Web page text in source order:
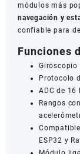
módulos más
navegación y
confiable para
Funciones
Giroscopio
Protocolo
ADC de
Rangos
ESP32 y